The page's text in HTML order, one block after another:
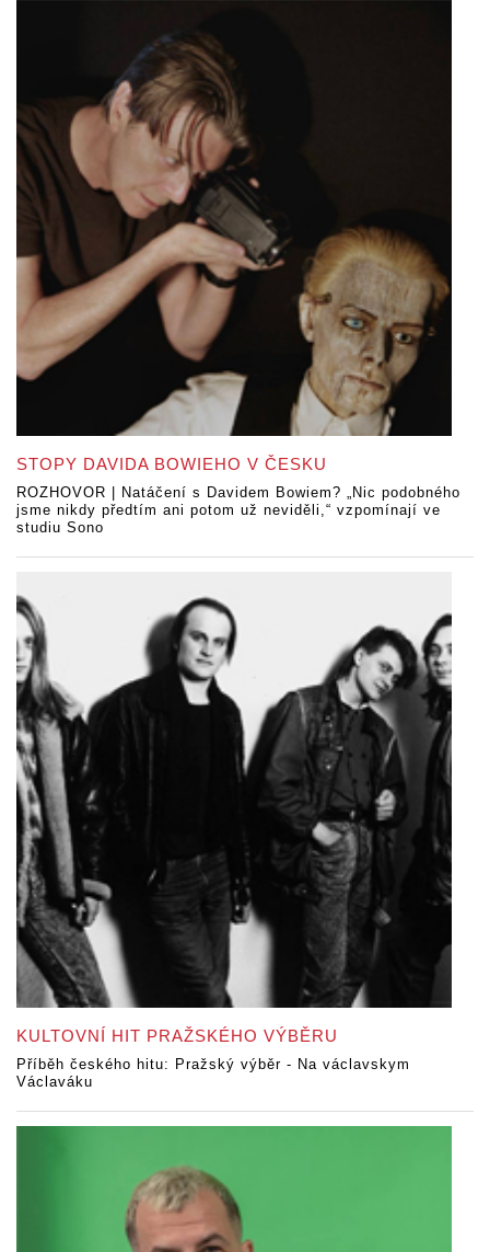
STOPY DAVIDA BOWIEHO V ČESKU
ROZHOVOR | Natáčení s Davidem Bowiem? „Nic podobného
jsme nikdy předtím ani potom už neviděli,“ vzpomínají ve
studiu Sono
KULTOVNÍ HIT PRAŽSKÉHO VÝBĚRU
Příběh českého hitu: Pražský výběr - Na václavskym
Václaváku